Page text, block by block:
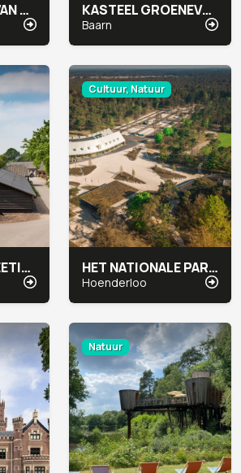
WATERMOLEN VAN RAKHORST KASTEEL GROENEVELD
Baarn
BUS WHISKY MEETING & EVENTS
Cultuur, Natuur
HET NATIONALE PARK DE HOGE VELUWE
Hoenderloo
Natuur